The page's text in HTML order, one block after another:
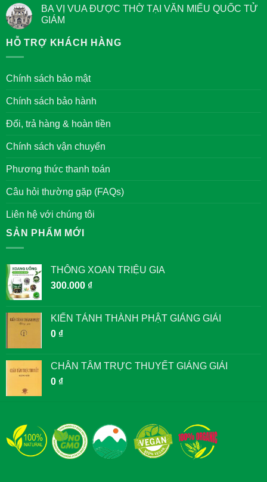
Đại
Nhân
về
Chữ
Đức
văn
hóa
Nam
luận
ở
Tản
xưa
BA VỊ VUA ĐƯỢC THỜ TẠI VĂN MIẾU QUỐC TỬ
GIÁM
có
bình
VỊ
THỜ
MIẾU
GIÁM
HỖ TRỢ KHÁCH HÀNG
Chính sách bảo mật
Chính sách bảo hành
Đổi, trả hàng & hoàn tiền
Chính sách vận chuyển
Phương thức thanh toán
Câu hỏi thường gặp (FAQs)
Liên hệ với chúng tôi
SẢN PHẨM MỚI
THÔNG XOAN TRIỆU GIA
300.000 ₫
KIẾN TÁNH THÀNH PHẬT GIẢNG GIẢI
0 ₫
CHÂN TÂM TRỰC THUYẾT GIẢNG GIẢI
0 ₫